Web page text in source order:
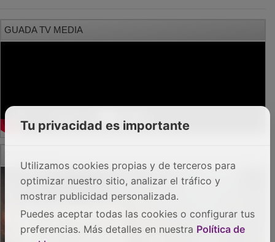
Tu privacidad es importante
Utilizamos cookies propias y de terceros para
optimizar nuestro sitio, analizar el tráfico y
mostrar publicidad personalizada.
Puedes aceptar todas las cookies o configurar tus
preferencias. Más detalles en nuestra Política de